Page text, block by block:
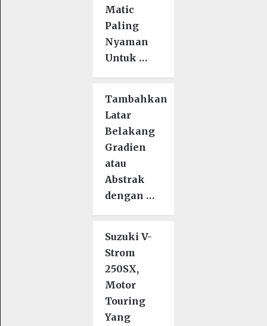
Matic
Paling
Nyaman
Untuk …
Tambahkan
Latar
Belakang
Gradien
atau
Abstrak
dengan …
Suzuki V-
Strom
250SX,
Motor
Touring
Yang